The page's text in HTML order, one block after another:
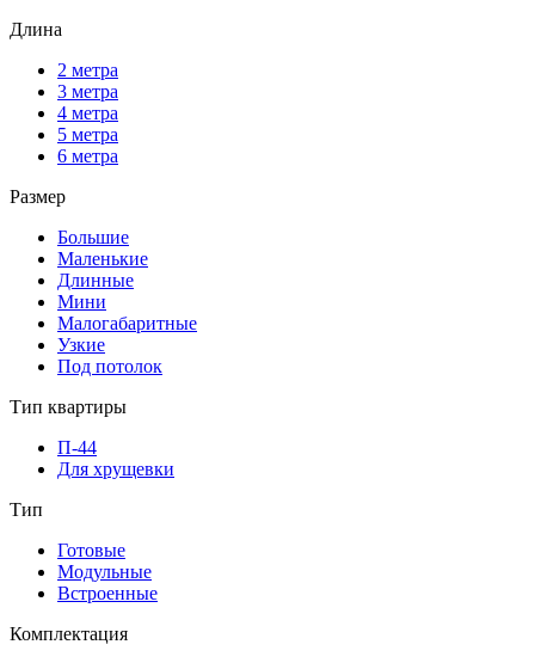
Длина
2 метра
3 метра
4 метра
5 метра
6 метра
Размер
Большие
Маленькие
Длинные
Мини
Малогабаритные
Узкие
Под потолок
Тип квартиры
П-44
Для хрущевки
Тип
Готовые
Модульные
Встроенные
Комплектация